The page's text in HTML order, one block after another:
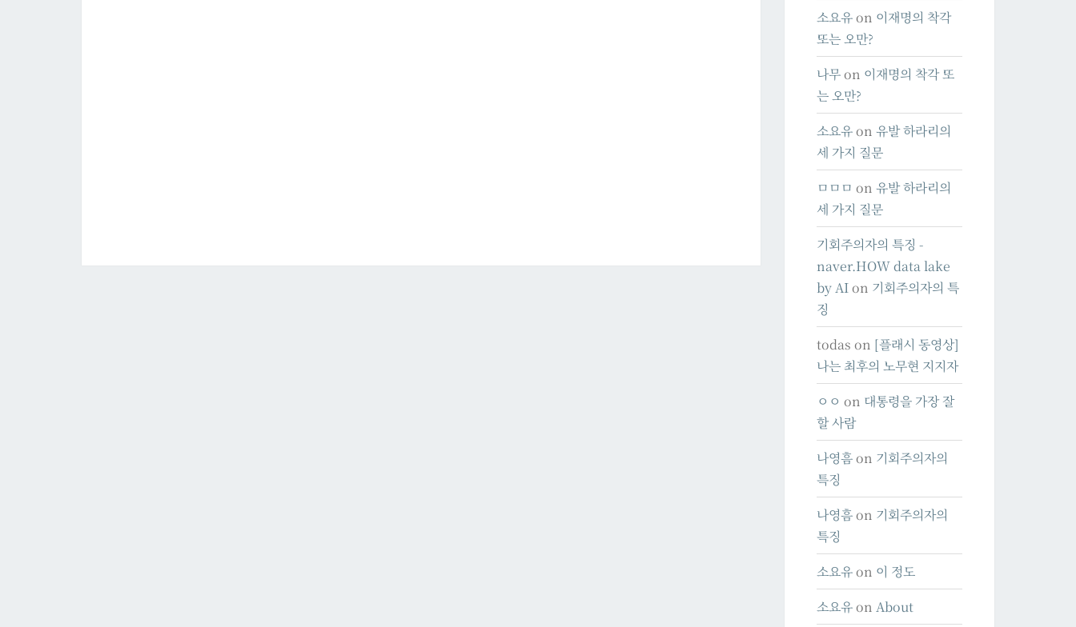
소요유on 이재명의 착각
또는 오만?
나무on 이재명의 착각 또
는 오만?
소요유on 유발 하라리의
세 가지 질문
ㅁㅁㅁ on 유발 하라리의
세 가지 질문
기회주의자의 특징 -
naver.HOW data lake
by AIon 기회주의자의 특
징
todas on [플래시 동영상]
나는 최후의 노무현 지지자
ㅇㅇ on 대통령을 가장 잘
할 사람
나영흠on 기회주의자의
특징
나영흠on 기회주의자의
특징
소요유on 이 정도
소요유on About